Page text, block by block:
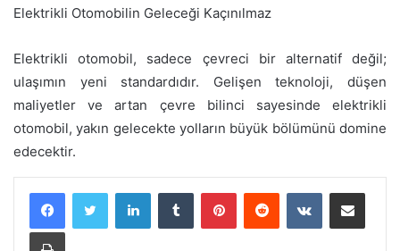
Elektrikli Otomobilin Geleceği Kaçınılmaz
Elektrikli otomobil, sadece çevreci bir alternatif değil;
ulaşımın yeni standardıdır. Gelişen teknoloji, düşen
maliyetler ve artan çevre bilinci sayesinde elektrikli
otomobil, yakın gelecekte yolların büyük bölümünü domine
edecektir.
LinkedInTumblr PinterestReddit VKontakteE-Posta ile paylaş
Yazdır